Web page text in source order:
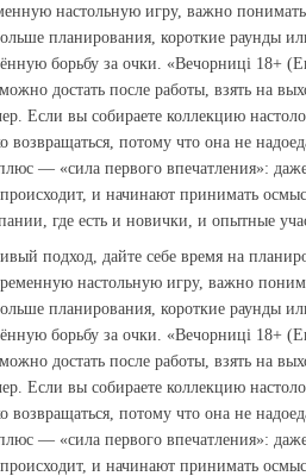
настольную игру, важно
планирования, короткие раунды
борьбу за очки. «Вечорниці 18+
достать после работы, взять на
Если вы собираете коллекцию
возвращаться, потому что она не
— «сила первого впечатления»:
и начинают принимать
где есть и новички, и опытные
подход, дайте себе время на
настольную игру, важно
планирования, короткие раунды
борьбу за очки. «Вечорниці 18+
достать после работы, взять на
Если вы собираете коллекцию
возвращаться, потому что она не
— «сила первого впечатления»:
и начинают принимать